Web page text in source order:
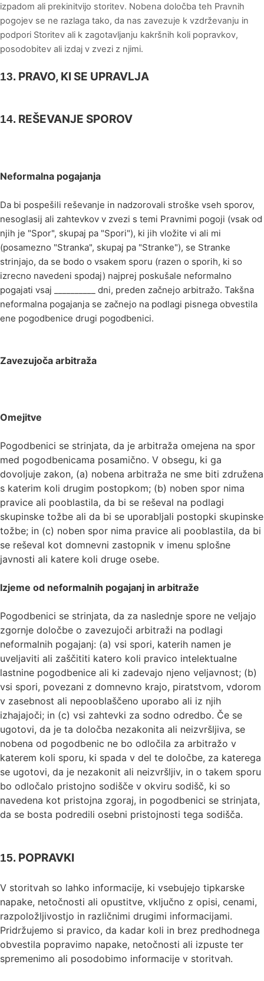
izpadom ali prekinitvijo storitev. Nobena določba teh Pravnih
pogojev se ne razlaga tako, da nas zavezuje k vzdrževanju in
podpori Storitev ali k zagotavljanju kakršnih koli popravkov,
posodobitev ali izdaj v zvezi z njimi.
13. PRAVO, KI SE UPRAVLJA
14. REŠEVANJE SPOROV
Neformalna pogajanja
Da bi pospešili reševanje in nadzorovali stroške vseh sporov,
nesoglasij ali zahtevkov v zvezi s temi Pravnimi pogoji (vsak od
njih je "Spor", skupaj pa "Spori"), ki jih vložite vi ali mi
(posamezno "Stranka", skupaj pa "Stranke"), se Stranke
strinjajo, da se bodo o vsakem sporu (razen o sporih, ki so
izrecno navedeni spodaj) najprej poskušale neformalno
pogajati vsaj __________ dni, preden začnejo arbitražo. Takšna
neformalna pogajanja se začnejo na podlagi pisnega obvestila
ene pogodbenice drugi pogodbenici.
Zavezujoča arbitraža
Omejitve
Pogodbenici se strinjata, da je arbitraža omejena na spor
med pogodbenicama posamično. V obsegu, ki ga
dovoljuje zakon, (a) nobena arbitraža ne sme biti združena
s katerim koli drugim postopkom; (b) noben spor nima
pravice ali pooblastila, da bi se reševal na podlagi
skupinske tožbe ali da bi se uporabljali postopki skupinske
tožbe; in (c) noben spor nima pravice ali pooblastila, da bi
se reševal kot domnevni zastopnik v imenu splošne
javnosti ali katere koli druge osebe.
Izjeme od neformalnih pogajanj in arbitraže
Pogodbenici se strinjata, da za naslednje spore ne veljajo
zgornje določbe o zavezujoči arbitraži na podlagi
neformalnih pogajanj: (a) vsi spori, katerih namen je
uveljaviti ali zaščititi katero koli pravico intelektualne
lastnine pogodbenice ali ki zadevajo njeno veljavnost; (b)
vsi spori, povezani z domnevno krajo, piratstvom, vdorom
v zasebnost ali nepooblaščeno uporabo ali iz njih
izhajajoči; in (c) vsi zahtevki za sodno odredbo. Če se
ugotovi, da je ta določba nezakonita ali neizvršljiva, se
nobena od pogodbenic ne bo odločila za arbitražo v
katerem koli sporu, ki spada v del te določbe, za katerega
se ugotovi, da je nezakonit ali neizvršljiv, in o takem sporu
bo odločalo pristojno sodišče v okviru sodišč, ki so
navedena kot pristojna zgoraj, in pogodbenici se strinjata,
da se bosta podredili osebni pristojnosti tega sodišča.
15. POPRAVKI
V storitvah so lahko informacije, ki vsebujejo tipkarske
napake, netočnosti ali opustitve, vključno z opisi, cenami,
razpoložljivostjo in različnimi drugimi informacijami.
Pridržujemo si pravico, da kadar koli in brez predhodnega
obvestila popravimo napake, netočnosti ali izpuste ter
spremenimo ali posodobimo informacije v storitvah.